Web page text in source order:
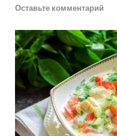
Оставьте комментарий